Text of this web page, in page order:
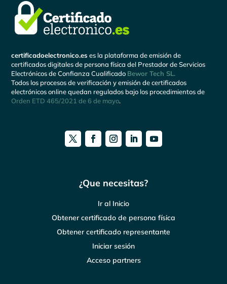
certificadoelectronico.es es la plataforma de emisión de
certificados digitales de persona física del Prestador de Servicios
Electrónicos de Confianza Cualificado Bewor Tech SL.
Todos los procesos de verificación y emisión de certificados
electrónicos online quedan regulados bajo los procedimientos de
Orden ETD 465/2021 de 6 de mayo.
¿Que necesitas?
Ir al Inicio
Obtener certificado de persona física
Obtener certificado representante
Iniciar sesión
Acceso partners